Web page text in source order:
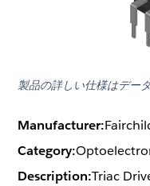
製品の詳しい仕様はデー
Manufacturer:
Category:
Description:Triac